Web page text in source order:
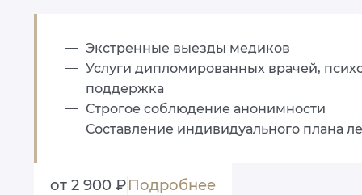
Экстренные выезды медиков
Услуги дипломированных врачей,
поддержка
Строгое соблюдение анонимности
Составление индивидуального плана
от 2 900 ₽Подробнее